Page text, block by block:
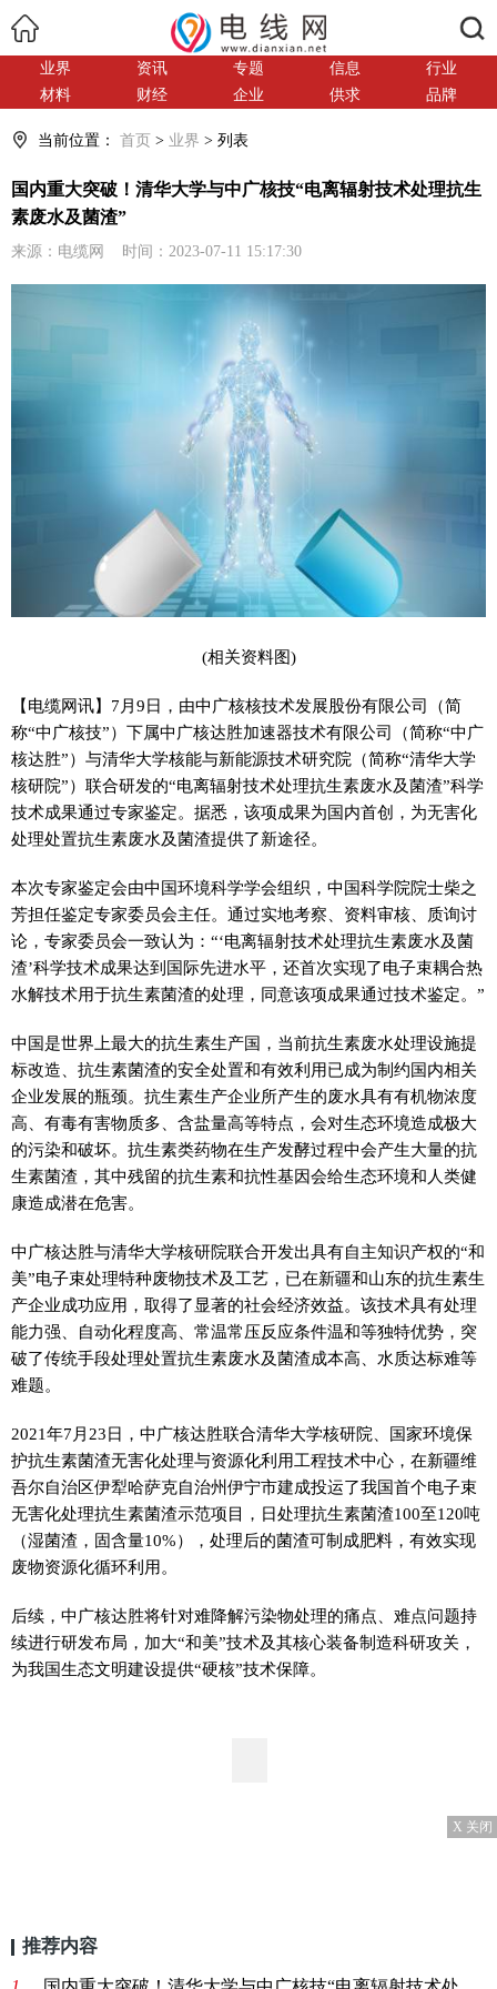
业界 资讯 专题 信息
行业
材料
财经 企业 供求 品牌
当前位置： 首页 > 业界 > 列表
国内重大突破！清华大学与中广核技“电离辐射技术处理抗生
素废水及菌渣”
来源：电缆网 时间：2023-07-11 15:17:30
(相关资料图)
【电缆网讯】7月9日，由中广核核技术发展股份有限公司（简
称“中广核技”）下属中广核达胜加速器技术有限公司（简称“中广
核达胜”）与清华大学核能与新能源技术研究院（简称“清华大学
核研院”）联合研发的“电离辐射技术处理抗生素废水及菌渣”科学
技术成果通过专家鉴定。据悉，该项成果为国内首创，为无害化
处理处置抗生素废水及菌渣提供了新途径。
本次专家鉴定会由中国环境科学学会组织，中国科学院院士柴之
芳担任鉴定专家委员会主任。通过实地考察、资料审核、质询讨
论，专家委员会一致认为：“‘电离辐射技术处理抗生素废水及菌
渣’科学技术成果达到国际先进水平，还首次实现了电子束耦合热
水解技术用于抗生素菌渣的处理，同意该项成果通过技术鉴定。”
中国是世界上最大的抗生素生产国，当前抗生素废水处理设施提
标改造、抗生素菌渣的安全处置和有效利用已成为制约国内相关
企业发展的瓶颈。抗生素生产企业所产生的废水具有有机物浓度
高、有毒有害物质多、含盐量高等特点，会对生态环境造成极大
的污染和破坏。抗生素类药物在生产发酵过程中会产生大量的抗
生素菌渣，其中残留的抗生素和抗性基因会给生态环境和人类健
康造成潜在危害。
中广核达胜与清华大学核研院联合开发出具有自主知识产权的“和
美”电子束处理特种废物技术及工艺，已在新疆和山东的抗生素生
产企业成功应用，取得了显著的社会经济效益。该技术具有处理
能力强、自动化程度高、常温常压反应条件温和等独特优势，突
破了传统手段处理处置抗生素废水及菌渣成本高、水质达标难等
难题。
2021年7月23日，中广核达胜联合清华大学核研院、国家环境保
护抗生素菌渣无害化处理与资源化利用工程技术中心，在新疆维
吾尔自治区伊犁哈萨克自治州伊宁市建成投运了我国首个电子束
无害化处理抗生素菌渣示范项目，日处理抗生素菌渣100至120吨
（湿菌渣，固含量10%），处理后的菌渣可制成肥料，有效实现
废物资源化循环利用。
后续，中广核达胜将针对难降解污染物处理的痛点、难点问题持
续进行研发布局，加大“和美”技术及其核心装备制造科研攻关，
为我国生态文明建设提供“硬核”技术保障。
X 关闭
推荐内容